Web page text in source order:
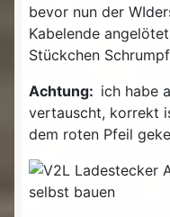
bevor nun der
Kabelende
Stückchen
Achtung: ich habe
vertauscht, korrekt
dem roten Pfeil